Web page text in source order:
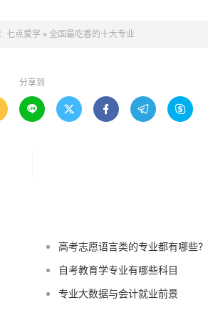
七点爱学 » 全国最吃香的十大专业
分享到
    
高考志愿语言类的专业都有哪些?
自考教育学专业有哪些科目
专业大数据与会计就业前景